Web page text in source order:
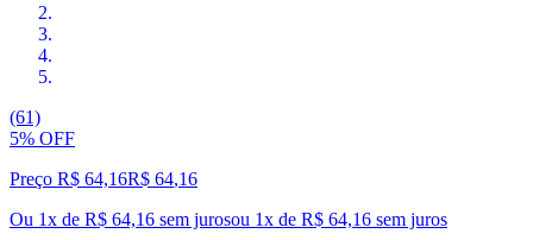
(61)
5% OFF
Preço R$ 64,16R$ 64,16
Ou 1x de R$ 64,16 sem jurosou 1x de R$ 64,16 sem juros